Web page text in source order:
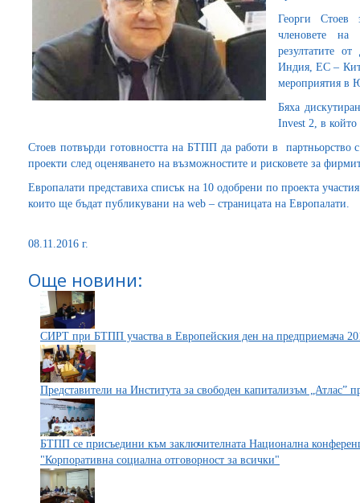
Георги Стоев
членовете
резултатите
Индия, ЕС –
мероприятия в
Бяха
Invest 2, в
Стоев потвърди готовността на БТПП да работи в партньорство
проекти след оценяването на възможностите и рисковете за
Европалати представиха списък на 10 одобрени по проекта
които ще бъдат публикувани на web – страницата на Европалати.
08.11.2016 г.
Още новини:
СИРТ при БТПП участва в Европейския ден на предприемача
Представители на Института за свободен капитализъм „Атлас”
БТПП се присъедини към заключителната Национална
"Корпоративна социална отговорност за всички"